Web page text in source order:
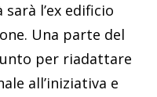
l’ex edificio
Una parte del
per riadattare
all’iniziativa e